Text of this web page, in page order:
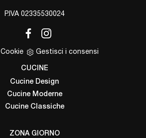
P.IVA 02335530024
Cookie Gestisci i consensi
CUCINE
Cucine Design
Cucine Moderne
Cucine Classiche
ZONA GIORNO